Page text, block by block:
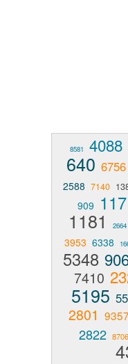
8581 4088
640 6756
2588 7140
909 117
1181 2664
3953 6338
5348
7410
5195
2801 9357
2822 8706